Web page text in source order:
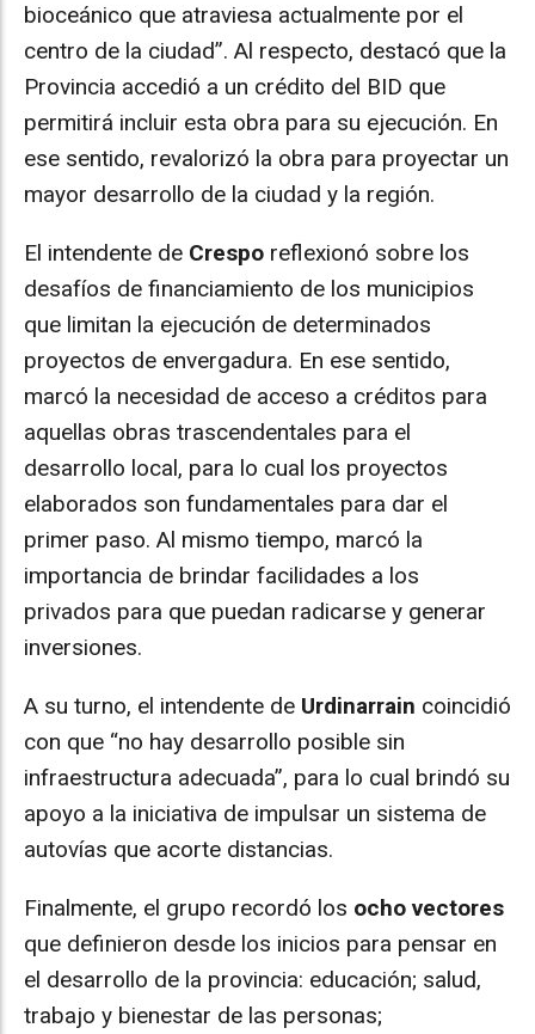
bioceánico que atraviesa actualmente por el
centro de la ciudad”. Al respecto, destacó que la
Provincia accedió a un crédito del BID que
permitirá incluir esta obra para su ejecución. En
ese sentido, revalorizó la obra para proyectar un
mayor desarrollo de la ciudad y la región.
El intendente de Crespo reflexionó sobre los
desafíos de financiamiento de los municipios
que limitan la ejecución de determinados
proyectos de envergadura. En ese sentido,
marcó la necesidad de acceso a créditos para
aquellas obras trascendentales para el
desarrollo local, para lo cual los proyectos
elaborados son fundamentales para dar el
primer paso. Al mismo tiempo, marcó la
importancia de brindar facilidades a los
privados para que puedan radicarse y generar
inversiones.
A su turno, el intendente de Urdinarrain coincidió
con que “no hay desarrollo posible sin
infraestructura adecuada”, para lo cual brindó su
apoyo a la iniciativa de impulsar un sistema de
autovías que acorte distancias.
Finalmente, el grupo recordó los ocho vectores
que definieron desde los inicios para pensar en
el desarrollo de la provincia: educación; salud,
trabajo y bienestar de las personas;